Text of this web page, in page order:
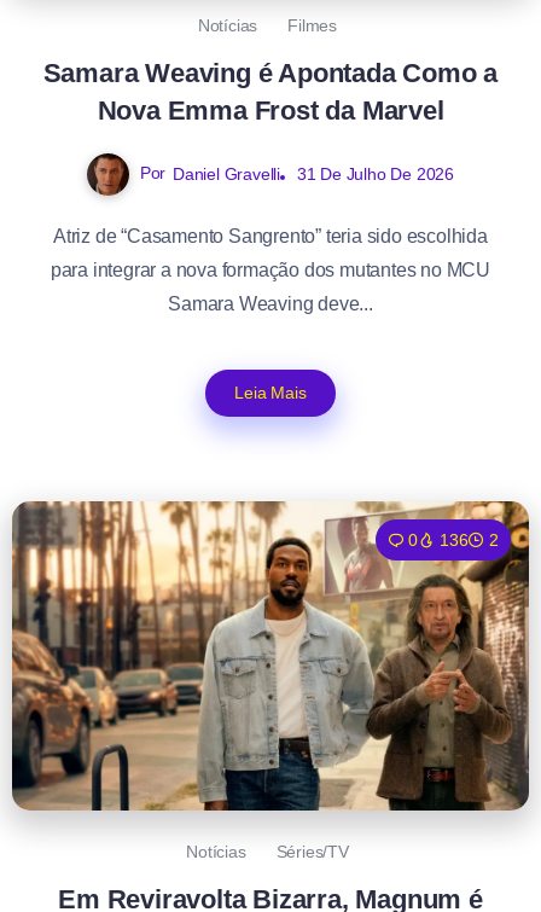
Notícias Filmes
Samara Weaving é Apontada Como a
Nova Emma Frost da Marvel
Por Daniel Gravelli 31 De Julho De 2026
Atriz de “Casamento Sangrento” teria sido escolhida
para integrar a nova formação dos mutantes no MCU
Samara Weaving deve...
Leia Mais
0 136 2
Notícias Séries/TV
Em Reviravolta Bizarra, Magnum é